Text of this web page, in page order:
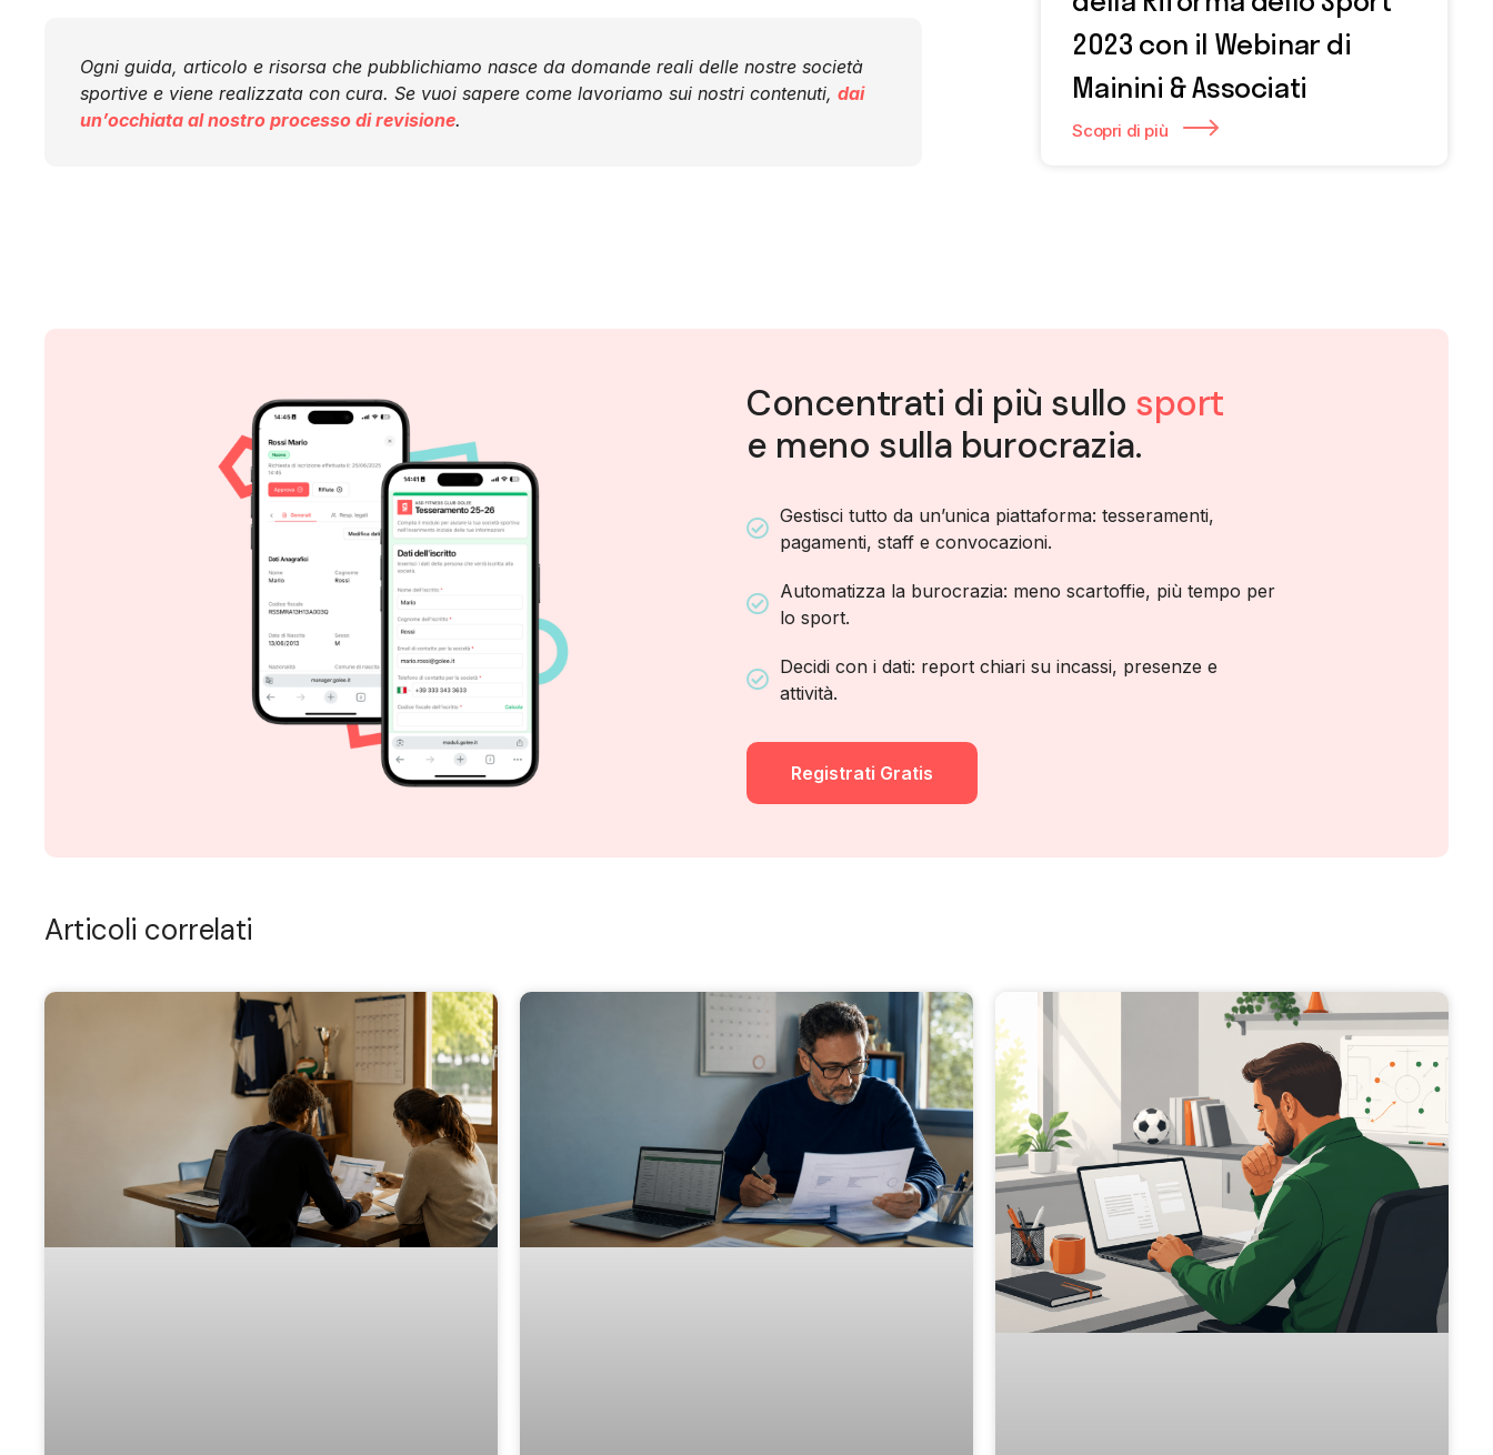
Ogni guida, articolo e risorsa che pubblichiamo nasce da domande reali delle nostre società
sportive e viene realizzata con cura. Se vuoi sapere come lavoriamo sui nostri contenuti, dai
un’occhiata al nostro processo di revisione.
2023 con il Webinar di
Mainini & Associati
Scopri di più
Concentrati di più sullo sport
e meno sulla burocrazia.
Gestisci tutto da un’unica piattaforma: tesseramenti,
pagamenti, staff e convocazioni.
Automatizza la burocrazia: meno scartoffie, più tempo per
lo sport.
Decidi con i dati: report chiari su incassi, presenze e
attività.
Registrati Gratis
Articoli correlati